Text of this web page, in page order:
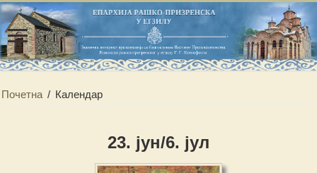
Почетна / Календар
23. јун/6. јул